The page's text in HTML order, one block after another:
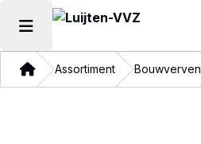
Hoofdmenu openen
ThuisAssortiment Bouwverven